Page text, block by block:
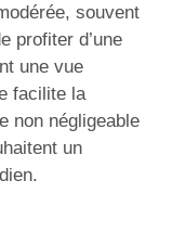
souvent
profiter d’une
une vue
facilite la
non négligeable
un